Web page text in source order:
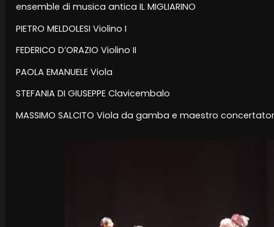
ensemble di musica antica IL MIGLIARINO
PIETRO MELDOLESI Violino I
FEDERICO D’ORAZIO Violino II
PAOLA EMANUELE Viola
STEFANIA DI GIUSEPPE Clavicembalo
MASSIMO SALCITO Viola da gamba e maestro